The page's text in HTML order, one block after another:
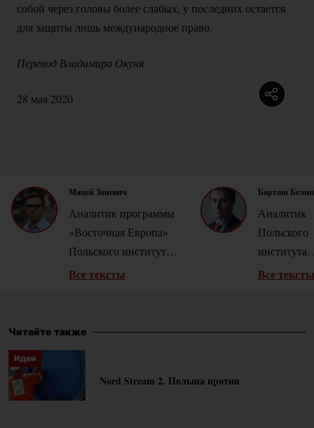
собой через головы более слабых, у последних остается
для защиты лишь международное право.
Перевод Владимира Окуня
28 мая 2020
Мацей Заневич
Аналитик программы
«Восточная Европа»
Польского института
международных дел.
Energetyka24.com,
регионального рынка
природного газа.
Все тексты
Бартош
Аналитик
Польского
института
Все тексты
Читайте также
Идеи
Nord Stream 2. Польша против